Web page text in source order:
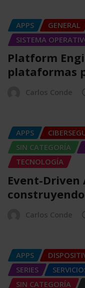
APPS GENERAL
SISTEMA
Platform
plataformas
Carlos Conde
APPS
SIN CATEGORÍA
TECNOLOGÍA
Event-
Carlos Conde
APPS
SERIES
SIN CATEGORÍA